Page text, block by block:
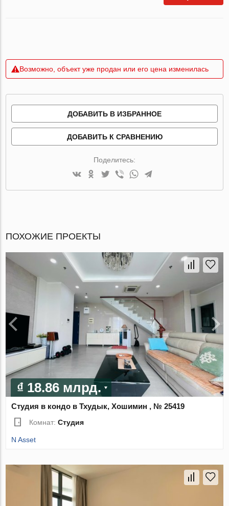
Возможно, объект уже продан или его цена изменилась
ДОБАВИТЬ В ИЗБРАННОЕ
ДОБАВИТЬ К СРАВНЕНИЮ
Поделитесь:
ПОХОЖИЕ ПРОЕКТЫ
₫ 18.86 млрд.
Студия в кондо в Тхудык, Хошимин , № 25419
Комнат:Студия
N Asset